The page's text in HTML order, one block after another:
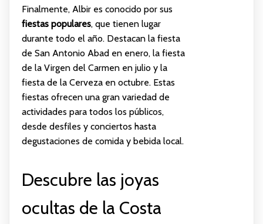
Finalmente, Albir es conocido por sus
fiestas populares, que tienen lugar
durante todo el año. Destacan la fiesta
de San Antonio Abad en enero, la fiesta
de la Virgen del Carmen en julio y la
fiesta de la Cerveza en octubre. Estas
fiestas ofrecen una gran variedad de
actividades para todos los públicos,
desde desfiles y conciertos hasta
degustaciones de comida y bebida local.
Descubre las joyas
ocultas de la Costa